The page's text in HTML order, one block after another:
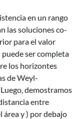
en un rango
las soluciones co-
para el valor
ser completa
los horizontes
de Weyl-
demostramos
entre
y ) por debajo